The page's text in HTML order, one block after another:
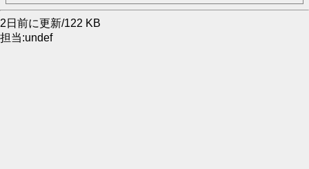
2日前に更新/122 KB
担当:undef